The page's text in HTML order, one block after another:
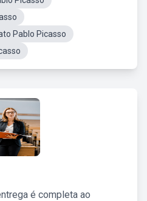
Pablo Picasso
é completa ao